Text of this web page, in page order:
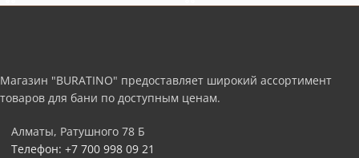
Магазин "BURATINO" предоставляет широкий ассортимент
товаров для бани по доступным ценам.
Алматы, Ратушного 78 Б
Телефон: +7 700 998 09 21